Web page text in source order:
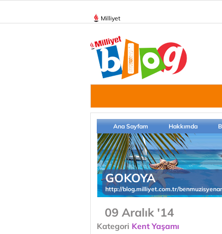
Milliyet
Ana Sayfam Hakkımda
GOKOYA
http://blog.milliyet.com.tr/
09 Aralık '14
Kategori Kent Yaşamı